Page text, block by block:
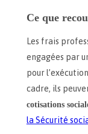
Ce que
Les frais
engagées par
pour
cadre, ils
cotisations
la Sécurité